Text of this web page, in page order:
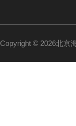
Copyright © 2026北京